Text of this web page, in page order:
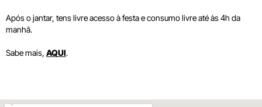
Após o jantar, tens livre acesso à festa e consumo livre até às 4h da
manhã.
Sabe mais, AQUI.